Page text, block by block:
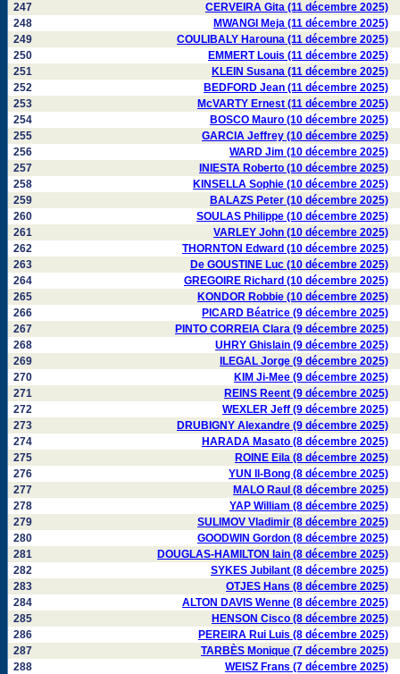
247
CERVEIRA Gita (11 décembre 2025)
248
MWANGI Meja (11 décembre 2025)
249
COULIBALY Harouna (11 décembre 2025)
250
EMMERT Louis (11 décembre 2025)
251
KLEIN Susana (11 décembre 2025)
252
BEDFORD Jean (11 décembre 2025)
253
McVARTY Ernest (11 décembre 2025)
254
BOSCO Mauro (10 décembre 2025)
255
GARCIA Jeffrey (10 décembre 2025)
256
WARD Jim (10 décembre 2025)
257
INIESTA Roberto (10 décembre 2025)
258
KINSELLA Sophie (10 décembre 2025)
259
BALAZS Peter (10 décembre 2025)
260
SOULAS Philippe (10 décembre 2025)
261
VARLEY John (10 décembre 2025)
262
THORNTON Edward (10 décembre 2025)
263
De GOUSTINE Luc (10 décembre 2025)
264
GREGOIRE Richard (10 décembre 2025)
265
KONDOR Robbie (10 décembre 2025)
266
PICARD Béatrice (9 décembre 2025)
267
PINTO CORREIA Clara (9 décembre 2025)
268
UHRY Ghislain (9 décembre 2025)
269
ILEGAL Jorge (9 décembre 2025)
270
KIM Ji-Mee (9 décembre 2025)
271
REINS Reent (9 décembre 2025)
272
WEXLER Jeff (9 décembre 2025)
273
DRUBIGNY Alexandre (9 décembre 2025)
274
HARADA Masato (8 décembre 2025)
275
ROINE Eila (8 décembre 2025)
276
YUN Il-Bong (8 décembre 2025)
277
MALO Raul (8 décembre 2025)
278
YAP William (8 décembre 2025)
279
SULIMOV Vladimir (8 décembre 2025)
280
GOODWIN Gordon (8 décembre 2025)
281
DOUGLAS-HAMILTON Iain (8 décembre 2025)
282
SYKES Jubilant (8 décembre 2025)
283
OTJES Hans (8 décembre 2025)
284
ALTON DAVIS Wenne (8 décembre 2025)
285
HENSON Cisco (8 décembre 2025)
286
PEREIRA Rui Luis (8 décembre 2025)
287
TARBÈS Monique (7 décembre 2025)
288
WEISZ Frans (7 décembre 2025)